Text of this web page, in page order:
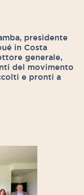
presidente
in Costa
generale,
del movimento
e pronti a